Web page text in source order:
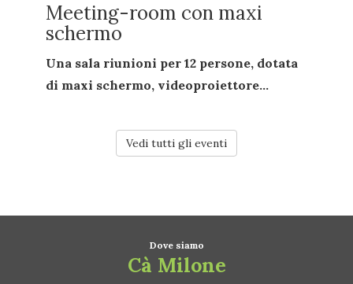
Meeting-room con maxi
schermo
Una sala riunioni per 12 persone, dotata
di maxi schermo, videoproiettore...
Vedi tutti gli eventi
Dove siamo
Cà Milone